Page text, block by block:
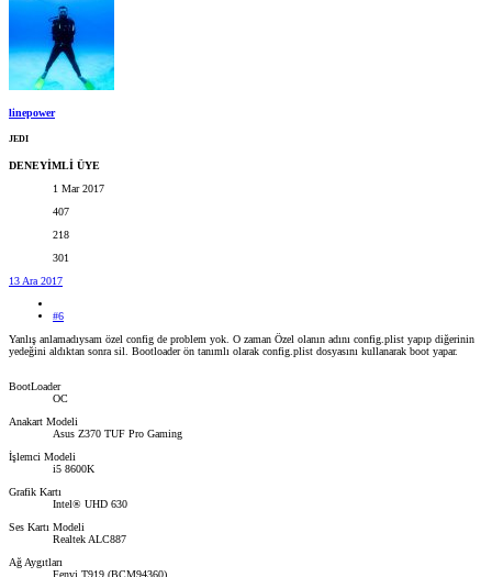
linepower
JEDI
DENEYİMLİ ÜYE
1 Mar 2017
407
218
301
13 Ara 2017
#6
Yanlış anlamadıysam özel config de problem yok. O zaman Özel olanın adını config.plist yapıp diğerinin
yedeğini aldıktan sonra sil. Bootloader ön tanımlı olarak config.plist dosyasını kullanarak boot yapar.
BootLoader
OC
Anakart Modeli
Asus Z370 TUF Pro Gaming
İşlemci Modeli
i5 8600K
Grafik Kartı
Intel® UHD 630
Ses Kartı Modeli
Realtek ALC887
Ağ Aygıtları
Fenvi T919 (BCM94360)